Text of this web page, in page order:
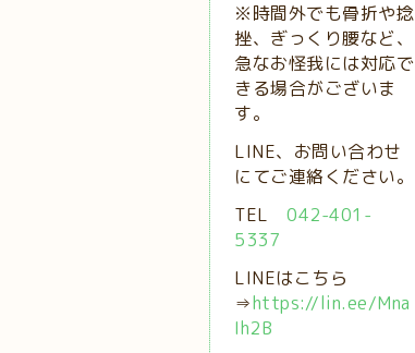
※時間外でも骨折や捻
挫、ぎっくり腰など、
急なお怪我には対応で
きる場合がございま
す。
LINE、お問い合わせ
にてご連絡ください。
TEL 042-401-
5337
LINEはこちら
⇒https://lin.ee/Mna
Ih2B